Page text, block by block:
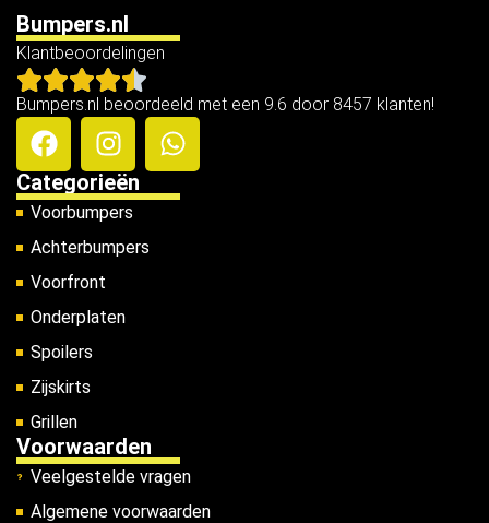
Bumpers.nl
Klantbeoordelingen
Bumpers.nl beoordeeld met een 9.6 door 8457 klanten!
Categorieën
Voorbumpers
Achterbumpers
Voorfront
Onderplaten
Spoilers
Zijskirts
Grillen
Voorwaarden
Veelgestelde vragen
Algemene voorwaarden